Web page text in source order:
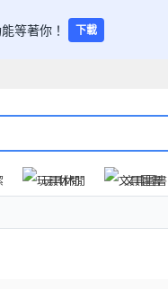
等著你！ 下載
玩具休閒 文具圖書